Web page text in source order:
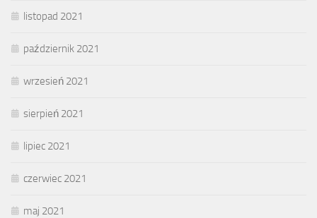
listopad 2021
październik 2021
wrzesień 2021
sierpień 2021
lipiec 2021
czerwiec 2021
maj 2021